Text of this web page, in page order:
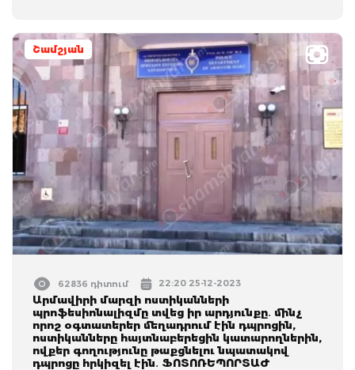
Շամշյան
62836 դիտում 22:20 25-12-2023
Արմավիրի մարզի ոստիկանների
պրոֆեսիոնալիզմը տվեց իր արդյունքը․ մինչ
որոշ օգտատերեր մեղադրում էին դպրոցին,
ոստիկանները հայտնաբերեցին կատարողներին,
ովքեր գողությունը թաքցնելու նպատակով
դպրոցը հրկիզել էին․ ՖՈՏՈՌԵՊՈՐՏԱԺ